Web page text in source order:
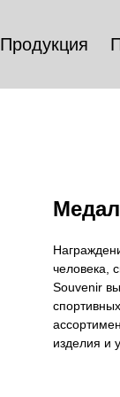
Продукция
человека,
Souvenir
изделия и